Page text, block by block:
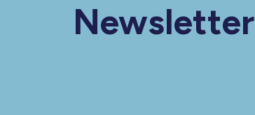
Newsletter